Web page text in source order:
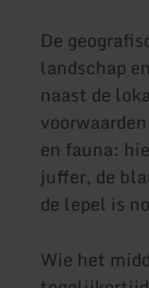
De
landschap
naast de
en fauna:
juffer, de
de lepel is
Wie het